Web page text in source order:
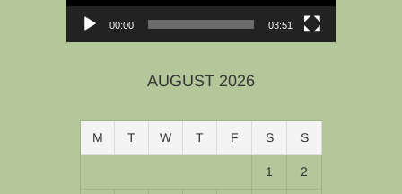
00:00 03:51
AUGUST 2026
M T W T F S S
1 2